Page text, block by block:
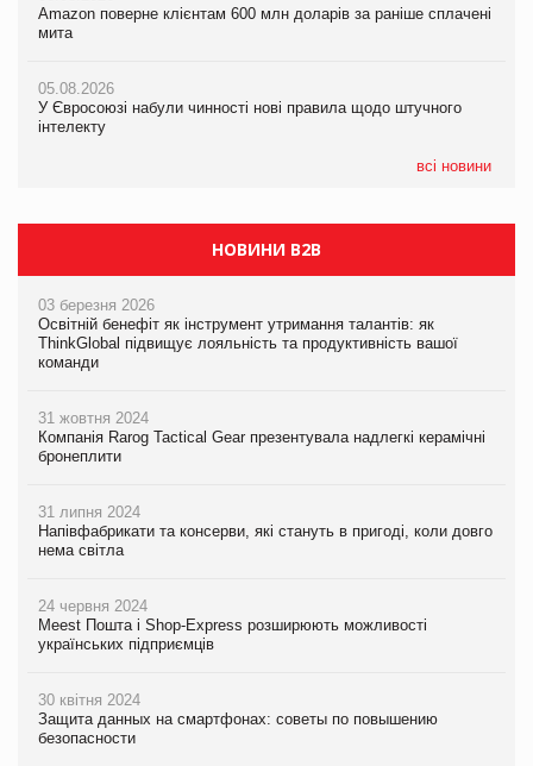
Amazon поверне клієнтам 600 млн доларів за раніше сплачені
мита
05.08.2026
У Євросоюзі набули чинності нові правила щодо штучного
інтелекту
всі новини
Amazon поверне клієнтам 600 млн доларів за раніше сплачені
мита
05.08.2026
У Євросоюзі набули чинності нові правила щодо штучного
інтелекту
У Євросоюзі набули чинності нові правила щодо штучного
інтелекту
05.08.2026
Рекламна платформа вимагає від Google компенсацію за
втрату 6,9 трлн рекламних показів
НОВИНИ B2B
03 березня 2026
Освітній бенефіт як інструмент утримання талантів: як
ThinkGlobal підвищує лояльність та продуктивність вашої
команди
31 жовтня 2024
Компанія Rarog Tactical Gear презентувала надлегкі керамічні
бронеплити
31 липня 2024
Напівфабрикати та консерви, які стануть в пригоді, коли довго
нема світла
24 червня 2024
Meest Пошта і Shop-Express розширюють можливості
українських підприємців
30 квітня 2024
Защита данных на смартфонах: советы по повышению
безопасности